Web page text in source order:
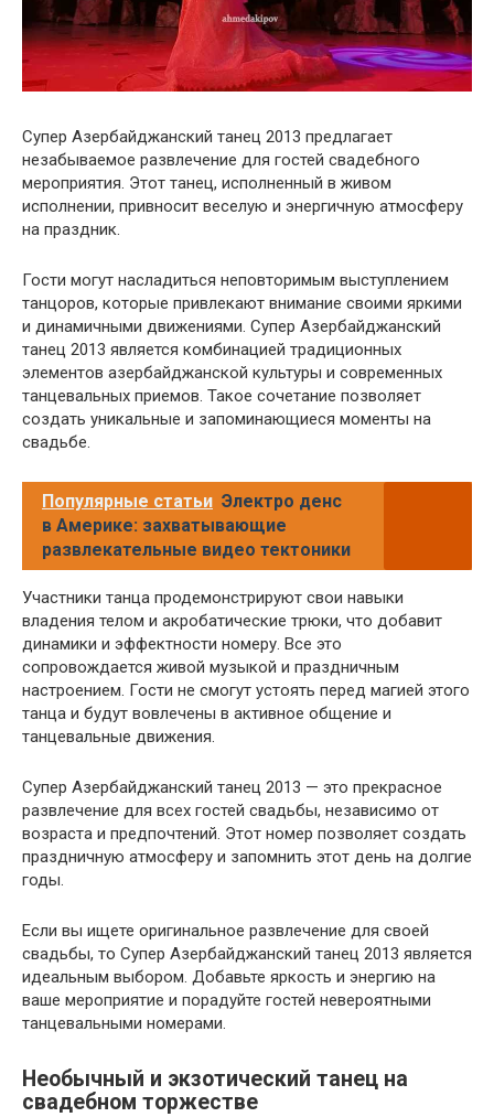
Супер Азербайджанский танец 2013 предлагает
незабываемое развлечение для гостей свадебного
мероприятия. Этот танец, исполненный в живом
исполнении, привносит веселую и энергичную атмосферу
на праздник.
Гости могут насладиться неповторимым выступлением
танцоров, которые привлекают внимание своими яркими
и динамичными движениями. Супер Азербайджанский
танец 2013 является комбинацией традиционных
элементов азербайджанской культуры и современных
танцевальных приемов. Такое сочетание позволяет
создать уникальные и запоминающиеся моменты на
свадьбе.
Популярные статьи Электро денс
в Америке: захватывающие
развлекательные видео тектоники
Участники танца продемонстрируют свои навыки
владения телом и акробатические трюки, что добавит
динамики и эффектности номеру. Все это
сопровождается живой музыкой и праздничным
настроением. Гости не смогут устоять перед магией этого
танца и будут вовлечены в активное общение и
танцевальные движения.
Супер Азербайджанский танец 2013 — это прекрасное
развлечение для всех гостей свадьбы, независимо от
возраста и предпочтений. Этот номер позволяет создать
праздничную атмосферу и запомнить этот день на долгие
годы.
Если вы ищете оригинальное развлечение для своей
свадьбы, то Супер Азербайджанский танец 2013 является
идеальным выбором. Добавьте яркость и энергию на
ваше мероприятие и порадуйте гостей невероятными
танцевальными номерами.
Необычный и экзотический танец на
свадебном торжестве